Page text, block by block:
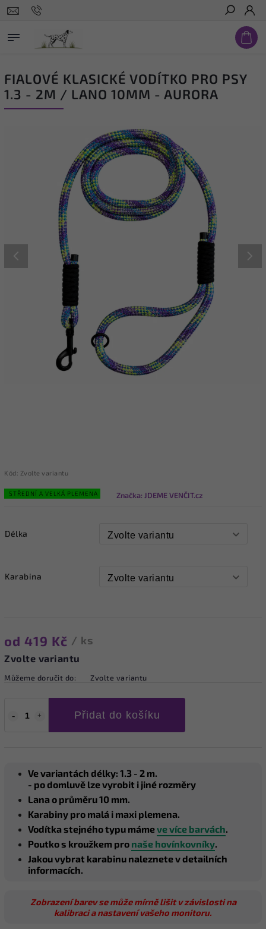
Hledat
FIALOVÉ KLASICKÉ VODÍTKO PRO PSY
1.3 - 2M / LANO 10MM - AURORA
Kód: Zvolte variantu
STŘEDNÍ A VELKÁ PLEMENA Značka: JDEME VENČIT.cz
Délka
Karabina
od 419 Kč / ks
Zvolte variantu
Můžeme doručit do: Zvolte variantu
Přidat do košíku
Ve variantách délky: 1.3 - 2 m.
- po domluvě lze vyrobit i jiné rozměry
Lana o průměru 10 mm.
Karabiny pro malá i maxi plemena.
Vodítka stejného typu mámeve více barvách.
Poutko s kroužkem pro naše hovínkovníky.
Jakou vybrat karabinu naleznete v detailních
informacích.
Zobrazení barev se může mírně lišit v závislosti na
kalibraci a nastavení vašeho monitoru.